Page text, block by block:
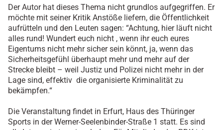
Der Autor hat dieses Thema nicht grundlos aufgegriffen. Er
möchte mit seiner Kritik Anstöße liefern, die Öffentlichkeit
aufrütteln und den Leuten sagen: “Achtung, hier läuft nicht
alles rund! Wundert euch nicht , wenn ihr euch eures
Eigentums nicht mehr sicher sein könnt, ja, wenn das
Sicherheitsgefühl überhaupt mehr und mehr auf der
Strecke bleibt – weil Justiz und Polizei nicht mehr in der
Lage sind, effektiv die organisierte Kriminalität zu
bekämpfen.“
Die Veranstaltung findet in Erfurt, Haus des Thüringer
Sports in der Werner-Seelenbinder-Straße 1 statt. Es sind